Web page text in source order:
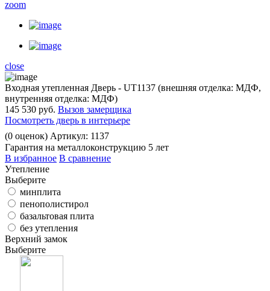
zoom
close
Входная утепленная Дверь - UT1137 (внешняя отделка: МДФ,
внутренняя отделка: МДФ)
145 530 руб. Вызов замерщика
Посмотреть дверь в интерьере
(0 оценок) Артикул: 1137
Гарантия на металлоконструкцию 5 лет
В избранное В сравнение
Утепление
Выберите
минплита
пенополистирол
базальтовая плита
без утепления
Верхний замок
Выберите